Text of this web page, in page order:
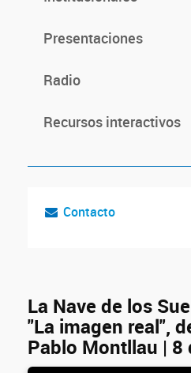
Presentaciones
Radio
Recursos interactivos
Contacto
La Nave de los
"La imagen real",
Pablo Montllau | 8